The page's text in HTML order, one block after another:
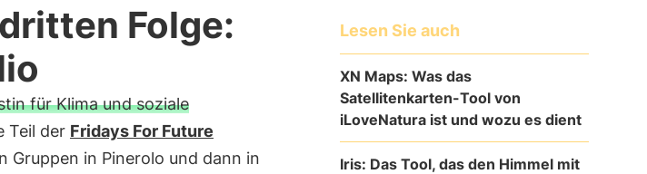
Folge:
für Klima und soziale
Teil der Fridays For Future
Gruppen in Pinerolo und dann in
Lesen Sie auch
XN Maps: Was das
Satellitenkarten-Tool von
iLoveNatura ist und wozu es dient
Iris: Das Tool, das den Himmel mit